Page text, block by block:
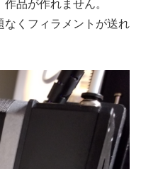
品が作れません。
なくフィラメントが送れ